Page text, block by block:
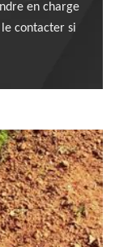
en charge
le contacter si